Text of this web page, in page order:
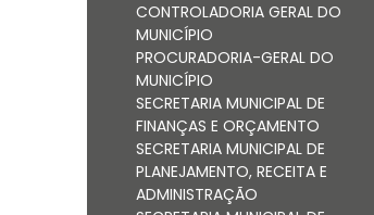
CONTROLADORIA GERAL DO
MUNICÍPIO
PROCURADORIA-GERAL DO
MUNICÍPIO
SECRETARIA MUNICIPAL DE
FINANÇAS E ORÇAMENTO
SECRETARIA MUNICIPAL DE
PLANEJAMENTO, RECEITA E
ADMINISTRAÇÃO